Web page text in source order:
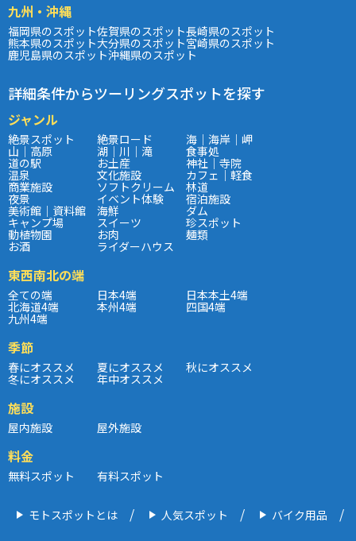
九州・沖縄
福岡県のスポット佐賀県のスポット長崎県のスポット
熊本県のスポット大分県のスポット宮崎県のスポット
鹿児島県のスポット沖縄県のスポット
詳細条件からツーリングスポットを探す
ジャンル
絶景スポット 絶景ロード 海｜海岸｜岬
山｜高原 湖｜川｜滝 食事処
道の駅 お土産 神社｜寺院
温泉 文化施設 カフェ｜軽食
商業施設 ソフトクリーム 林道
夜景 イベント体験 宿泊施設
美術館｜資料館 海鮮 ダム
キャンプ場 スイーツ 珍スポット
動植物園 お肉 麺類
お酒 ライダーハウス
東西南北の端
全ての端 日本4端 日本本土4端
北海道4端 本州4端 四国4端
九州4端
季節
春にオススメ 夏にオススメ 秋にオススメ
冬にオススメ 年中オススメ
施設
屋内施設 屋外施設
料金
無料スポット 有料スポット
モトスポットとは 人気スポット バイク用品